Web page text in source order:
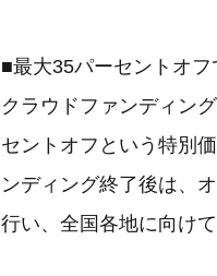
■最大35パーセントオ
クラウドファンディン
セントオフという特別
ンディング終了後は、
行い、全国各地に向け